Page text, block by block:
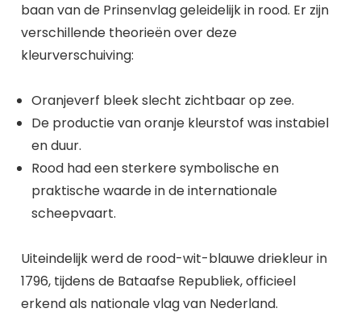
baan van de Prinsenvlag geleidelijk in rood. Er zijn
verschillende theorieën over deze
kleurverschuiving:
Oranjeverf bleek slecht zichtbaar op zee.
De productie van oranje kleurstof was instabiel
en duur.
Rood had een sterkere symbolische en
praktische waarde in de internationale
scheepvaart.
Uiteindelijk werd de rood-wit-blauwe driekleur in
1796, tijdens de Bataafse Republiek, officieel
erkend als nationale vlag van Nederland.